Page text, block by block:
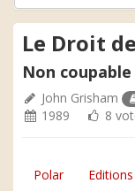
Le Droit
Non
John Grisham
1989
8
Polar Editions